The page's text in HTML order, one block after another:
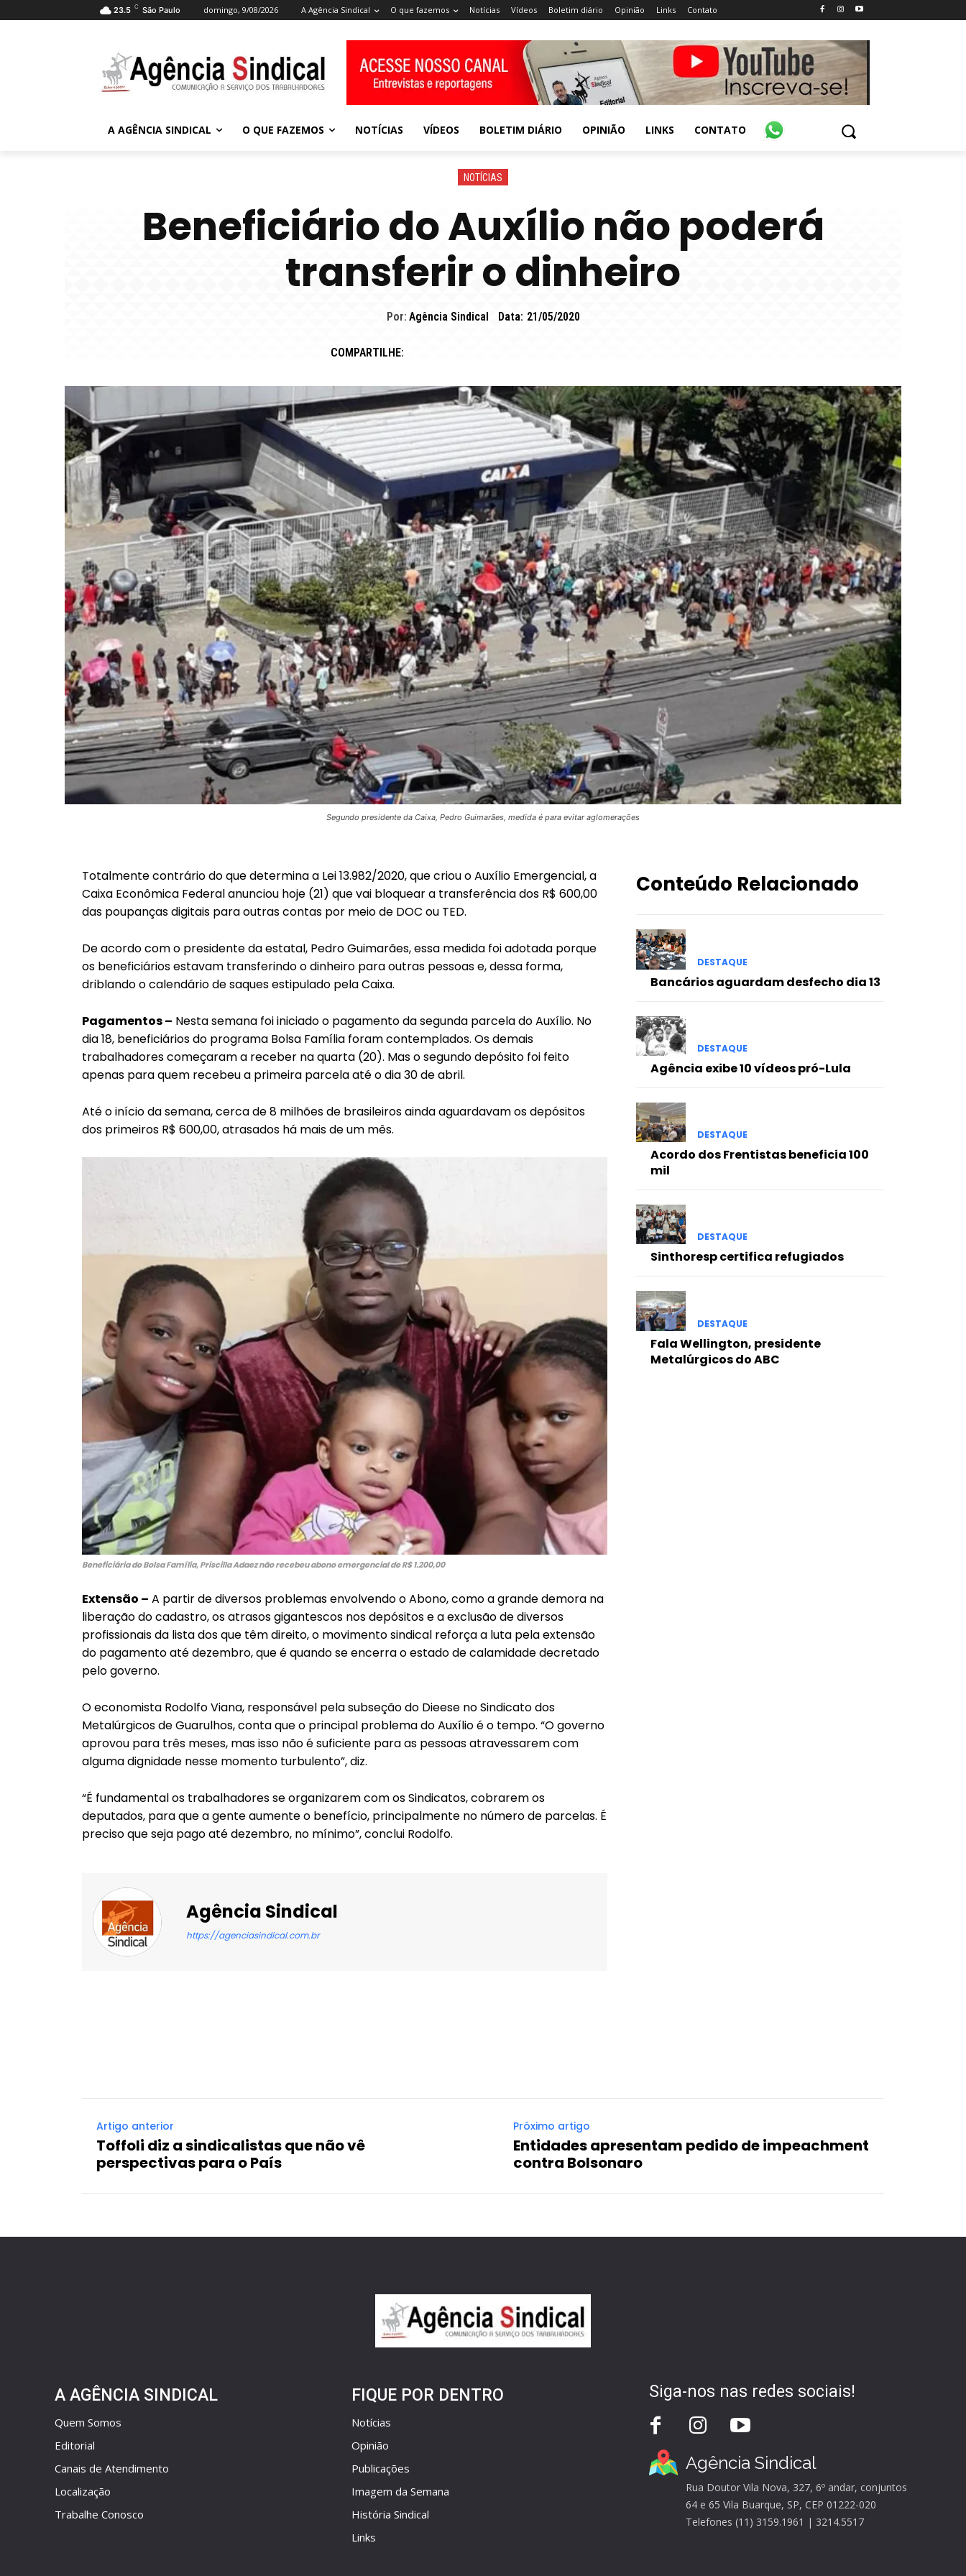
23.5 C São Paulo domingo, 9/08/2026 A Agência Sindical O que fazemos Notícias Vídeos Boletim diário Opinião Links Contato
A AGÊNCIA SINDICAL O QUE FAZEMOS NOTÍCIAS VÍDEOS BOLETIM DIÁRIO OPINIÃO LINKS CONTATO
NOTÍCIAS
Beneficiário do Auxílio não poderá
transferir o dinheiro
Por: Agência Sindical Data: 21/05/2020
COMPARTILHE:
Segundo presidente da Caixa, Pedro Guimarães, medida é para evitar aglomerações
Totalmente contrário do que determina a Lei 13.982/2020, que criou o Auxílio Emergencial, a
Caixa Econômica Federal anunciou hoje (21) que vai bloquear a transferência dos R$ 600,00
das poupanças digitais para outras contas por meio de DOC ou TED.
De acordo com o presidente da estatal, Pedro Guimarães, essa medida foi adotada porque
os beneficiários estavam transferindo o dinheiro para outras pessoas e, dessa forma,
driblando o calendário de saques estipulado pela Caixa.
Pagamentos – Nesta semana foi iniciado o pagamento da segunda parcela do Auxílio. No
dia 18, beneficiários do programa Bolsa Família foram contemplados. Os demais
trabalhadores começaram a receber na quarta (20). Mas o segundo depósito foi feito
apenas para quem recebeu a primeira parcela até o dia 30 de abril.
Até o início da semana, cerca de 8 milhões de brasileiros ainda aguardavam os depósitos
dos primeiros R$ 600,00, atrasados há mais de um mês.
Beneficiária do Bolsa Família, Priscilla Adaez não recebeu abono emergencial de R$ 1.200,00
Extensão – A partir de diversos problemas envolvendo o Abono, como a grande demora na
liberação do cadastro, os atrasos gigantescos nos depósitos e a exclusão de diversos
profissionais da lista dos que têm direito, o movimento sindical reforça a luta pela extensão
do pagamento até dezembro, que é quando se encerra o estado de calamidade decretado
pelo governo.
O economista Rodolfo Viana, responsável pela subseção do Dieese no Sindicato dos
Metalúrgicos de Guarulhos, conta que o principal problema do Auxílio é o tempo. “O governo
aprovou para três meses, mas isso não é suficiente para as pessoas atravessarem com
alguma dignidade nesse momento turbulento”, diz.
“É fundamental os trabalhadores se organizarem com os Sindicatos, cobrarem os
deputados, para que a gente aumente o benefício, principalmente no número de parcelas. É
preciso que seja pago até dezembro, no mínimo”, conclui Rodolfo.
Agência Sindical
https://agenciasindical.com.br
Conteúdo Relacionado
DESTAQUE
Bancários aguardam desfecho dia 13
DESTAQUE
Agência exibe 10 vídeos pró-Lula
DESTAQUE
Acordo dos Frentistas beneficia 100
mil
DESTAQUE
Sinthoresp certifica refugiados
DESTAQUE
Fala Wellington, presidente
Metalúrgicos do ABC
Artigo anterior
Toffoli diz a sindicalistas que não vê
perspectivas para o País
Próximo artigo
Entidades apresentam pedido de impeachment
contra Bolsonaro
A AGÊNCIA SINDICAL
Quem Somos
Editorial
Canais de Atendimento
Localização
Trabalhe Conosco
FIQUE POR DENTRO
Notícias
Opinião
Publicações
Imagem da Semana
História Sindical
Links
Siga-nos nas redes sociais!
Agência Sindical
Rua Doutor Vila Nova, 327, 6º andar, conjuntos
64 e 65 Vila Buarque, SP, CEP 01222-020
Telefones (11) 3159.1961 | 3214.5517